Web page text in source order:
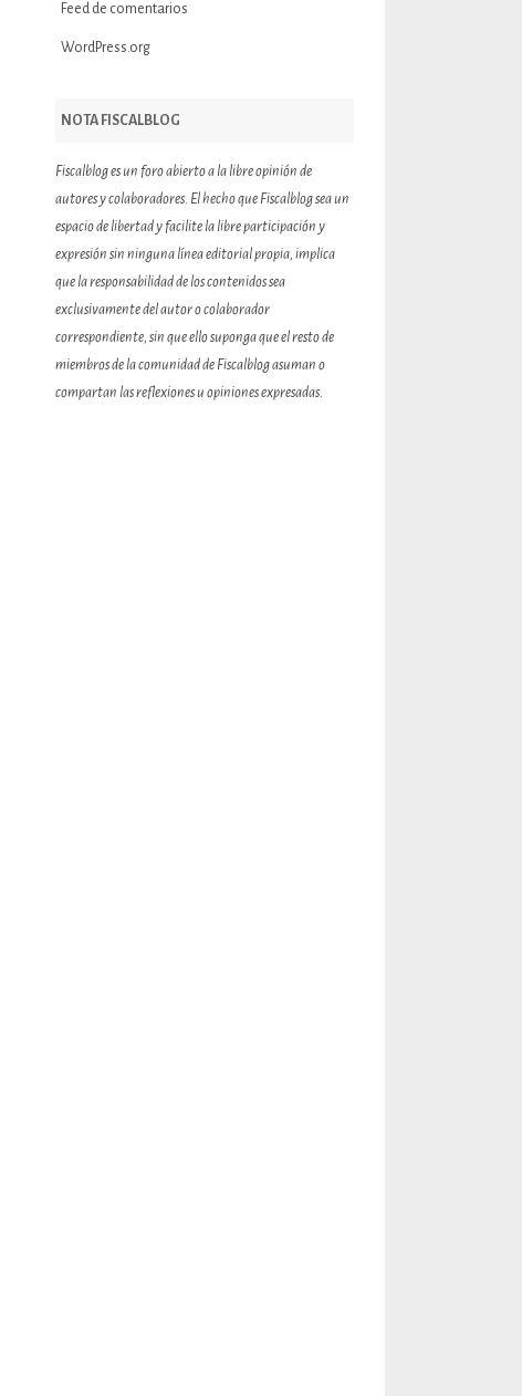
Feed de comentarios
WordPress.org
NOTA FISCALBLOG
Fiscalblog es un foro abierto a la libre opinión de
autores y colaboradores. El hecho que Fiscalblog sea un
espacio de libertad y facilite la libre participación y
expresión sin ninguna línea editorial propia, implica
que la responsabilidad de los contenidos sea
exclusivamente del autor o colaborador
correspondiente, sin que ello suponga que el resto de
miembros de la comunidad de Fiscalblog asuman o
compartan las reflexiones u opiniones expresadas.